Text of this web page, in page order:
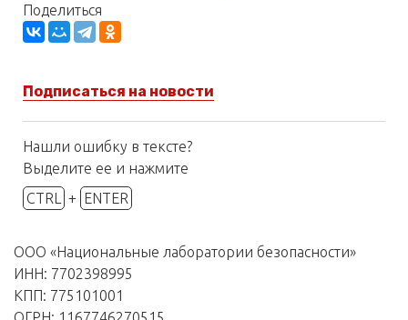
Поделиться
Подписаться на новости
Нашли ошибку в тексте?
Выделите ее и нажмите
CTRL
+ ENTER
ООО «Национальные лаборатории безопасности»
ИНН: 7702398995
КПП: 775101001